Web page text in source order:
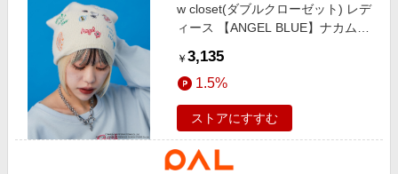
w closet(ダブルクローゼット) レデ
ィース 【ANGEL BLUE】ナカムラ
￥ 3,135
1.5%
ストアにすすむ